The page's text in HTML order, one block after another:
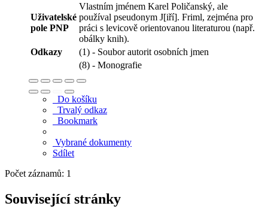
Uživatelské
pole PNP
Vlastním jménem Karel Poličanský, ale
používal pseudonym J[iří]. Friml, zejména pro
práci s levicově orientovanou literaturou (např.
obálky knih).
Odkazy
(1) - Soubor autorit osobních jmen
(8) - Monografie
Do košíku
Trvalý odkaz
Bookmark
Vybrané dokumenty
Sdílet
Počet záznamů: 1
Související stránky